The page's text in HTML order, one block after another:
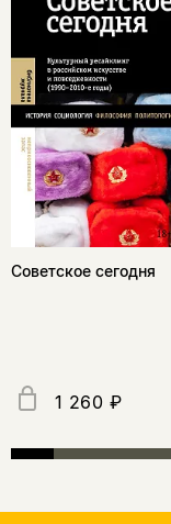
Советское сегодня
1 260 ₽